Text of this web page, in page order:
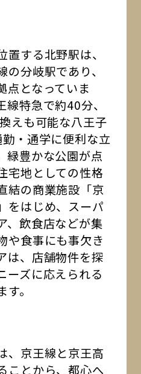
する北野駅は、
分岐駅であり、
点となっていま
特急で約40分、
えも可能な八王子
・通学に便利な立
緑豊かな公園が点
宅地としての性格
結の商業施設「京
をはじめ、スーパ
、飲食店などが集
や食事にも事欠き
は、店舗物件を探
ーズに応えられる
。
、京王線と京王高
ことから、都心へ